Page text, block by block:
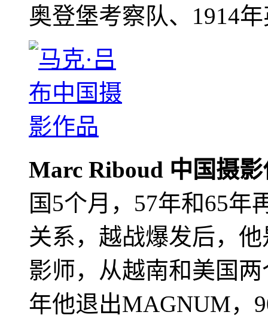
奥登堡考察队、1914
Marc Riboud 中国摄
国5个月，57年和65年
关系，越战爆发后，
影师，从越南和美国
年他退出MAGNUM，